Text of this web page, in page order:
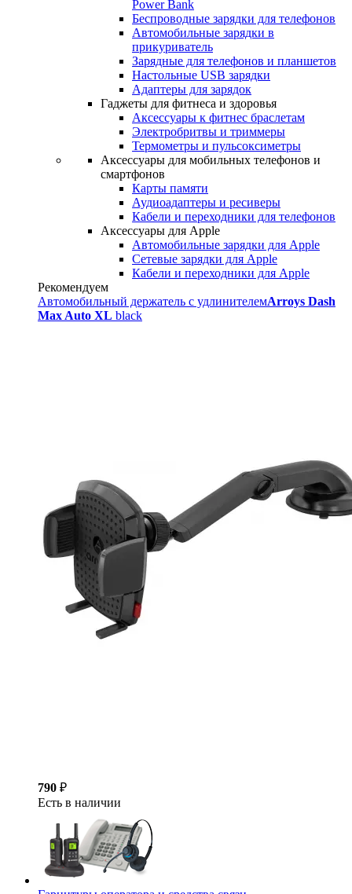
Power Bank
Беспроводные зарядки для телефонов
Автомобильные зарядки в
прикуриватель
Зарядные для телефонов и планшетов
Настольные USB зарядки
Адаптеры для зарядок
Гаджеты для фитнеса и здоровья
Аксессуары к фитнес браслетам
Электробритвы и триммеры
Термометры и пульсоксиметры
Аксессуары для мобильных телефонов и
смартфонов
Карты памяти
Аудиоадаптеры и ресиверы
Кабели и переходники для телефонов
Аксессуары для Apple
Автомобильные зарядки для Apple
Сетевые зарядки для Apple
Кабели и переходники для Apple
Рекомендуем
Автомобильный держатель с удлинителемArroys Dash
Max Auto XL black
790 ₽
Есть в наличии